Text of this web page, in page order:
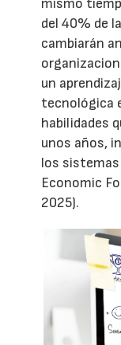
mismo
del 40% de
cambiarán
un
tecnológica
habilidades
unos años,
los
Economic
2025).